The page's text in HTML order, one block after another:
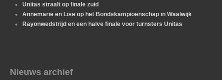
Unitas straalt op finale zuid
Annemarie en Lise op het Bondskampioenschap in Waalwijk
Rayonwedstrijd en een halve finale voor turnsters Unitas
Nieuws archief